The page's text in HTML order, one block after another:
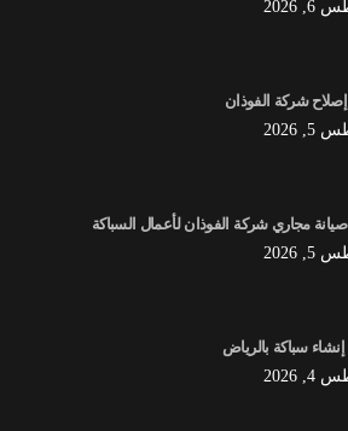
2026
شركة الفوذان
2026
مجاري شركة الفوذان لأعمال السباكة
2026
سباكة بالرياض
2026